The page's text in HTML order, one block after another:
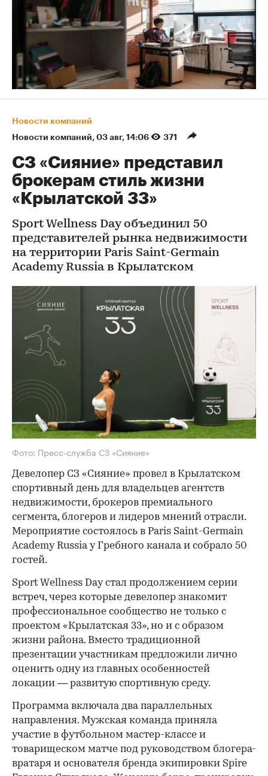
Новости компаний
Новости компаний⁠, 03 авг, 14:06 371
СЗ «Сияние» представил
брокерам стиль жизни
«Крылатской 33»
Sport Wellness Day объединил 50
представителей рынка недвижимости
на территории Paris Saint-Germain
Academy Russia в Крылатском
Фото: Пресс-служба СЗ «Сияние»
Девелопер СЗ «Сияние» провел в Крылатском
спортивный день для владельцев агентств
недвижимости, брокеров премиального
сегмента, блогеров и лидеров мнений отрасли.
Мероприятие состоялось в Paris Saint-Germain
Academy Russia у Гребного канала и собрало 50
гостей.
Sport Wellness Day стал продолжением серии
встреч, через которые девелопер знакомит
профессиональное сообщество не только с
проектом «Крылатская 33», но и с образом
жизни района. Вместо традиционной
презентации участникам предложили лично
оценить одну из главных особенностей
локации — развитую спортивную среду.
Программа включала два параллельных
направления. Мужская команда приняла
участие в футбольном мастер-классе и
товарищеском матче под руководством блогера-
вратаря и основателя бренда экипировки Spire